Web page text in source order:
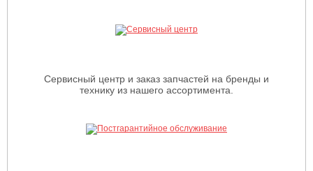
Сервисный центр и заказ запчастей на бренды и
технику из нашего ассортимента.